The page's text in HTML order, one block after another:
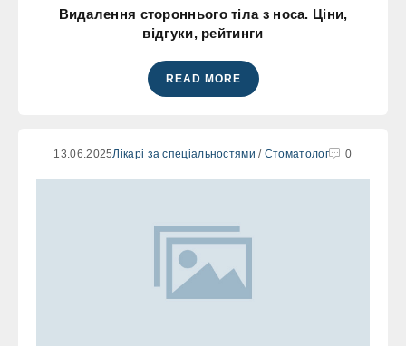
Видалення стороннього тіла з носа. Ціни,
відгуки, рейтинги
READ MORE
13.06.2025Лікарі за спеціальностями / Стоматолог 0